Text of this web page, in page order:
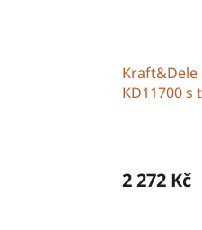
Kraft&Dele
KD11700
2 272 Kč